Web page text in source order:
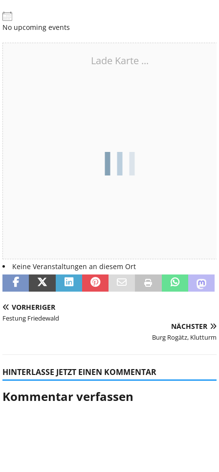
No upcoming events
Lade Karte ...
Kommende Veranstaltungen
Keine Veranstaltungen an diesem Ort
VORHERIGER
Festung Friedewald
NÄCHSTER
Burg Rogätz, Klutturm
HINTERLASSE JETZT EINEN KOMMENTAR
Kommentar verfassen